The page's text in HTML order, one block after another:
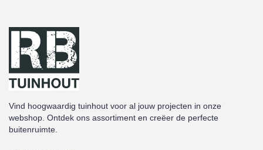
Vind hoogwaardig tuinhout voor al jouw projecten in onze
webshop. Ontdek ons assortiment en creëer de perfecte
buitenruimte.